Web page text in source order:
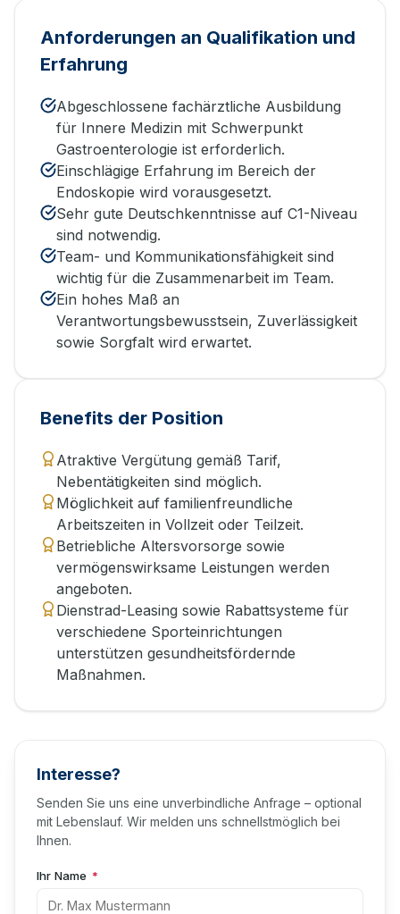
Anforderungen an Qualifikation und
Erfahrung
Abgeschlossene fachärztliche Ausbildung
für Innere Medizin mit Schwerpunkt
Gastroenterologie ist erforderlich.
Einschlägige Erfahrung im Bereich der
Endoskopie wird vorausgesetzt.
Sehr gute Deutschkenntnisse auf C1-Niveau
sind notwendig.
Team- und Kommunikationsfähigkeit sind
wichtig für die Zusammenarbeit im Team.
Ein hohes Maß an
Verantwortungsbewusstsein, Zuverlässigkeit
sowie Sorgfalt wird erwartet.
Benefits der Position
Atraktive Vergütung gemäß Tarif,
Nebentätigkeiten sind möglich.
Möglichkeit auf familienfreundliche
Arbeitszeiten in Vollzeit oder Teilzeit.
Betriebliche Altersvorsorge sowie
vermögenswirksame Leistungen werden
angeboten.
Dienstrad-Leasing sowie Rabattsysteme für
verschiedene Sporteinrichtungen
unterstützen gesundheitsfördernde
Maßnahmen.
Interesse?
Senden Sie uns eine unverbindliche Anfrage – optional
mit Lebenslauf. Wir melden uns schnellstmöglich bei
Ihnen.
Ihr Name *